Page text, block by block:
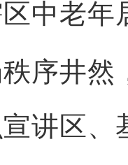
中老年
井然，
讲区、